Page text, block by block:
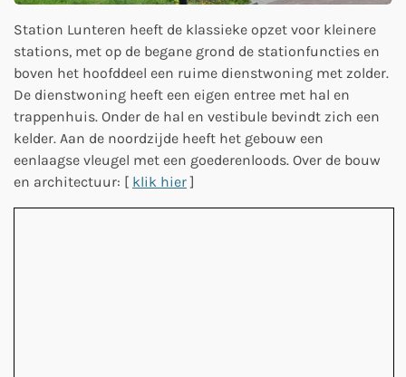
Station Lunteren heeft de klassieke opzet voor kleinere
stations, met op de begane grond de stationfuncties en
boven het hoofddeel een ruime dienstwoning met zolder.
De dienstwoning heeft een eigen entree met hal en
trappenhuis. Onder de hal en vestibule bevindt zich een
kelder. Aan de noordzijde heeft het gebouw een
eenlaagse vleugel met een goederenloods. Over de bouw
en architectuur: [ klik hier]